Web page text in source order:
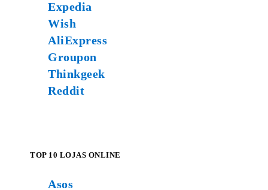
Expedia
Wish
AliExpress
Groupon
Thinkgeek
Reddit
TOP 10 LOJAS ONLINE
Asos